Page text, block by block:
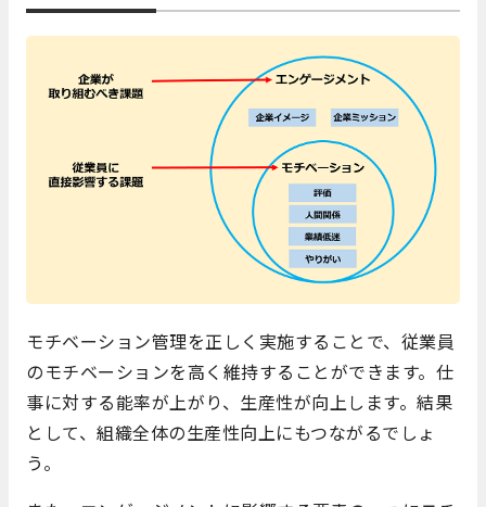
モチベーション管理を正しく実施することで、従業員
のモチベーションを高く維持することができます。仕
事に対する能率が上がり、生産性が向上します。結果
として、組織全体の生産性向上にもつながるでしょ
う。